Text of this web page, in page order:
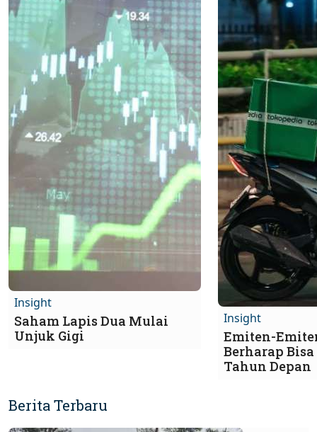
Insight
Saham Lapis Dua Mulai
Unjuk Gigi
Insight
Emiten-
Berharap
Tahun Depan
Berita Terbaru